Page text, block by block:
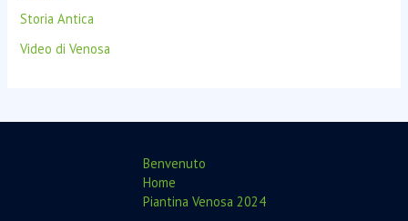
Storia Antica
Video di Venosa
Benvenuto
Home
Piantina Venosa 2024